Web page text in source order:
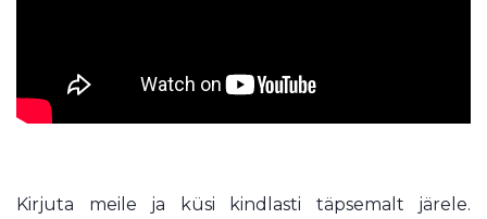
Kirjuta meile ja küsi kindlasti täpsemalt järele.